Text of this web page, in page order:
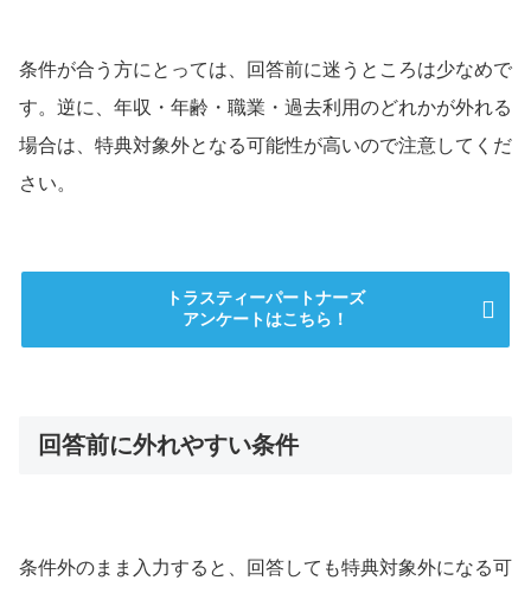
条件が合う方にとっては、回答前に迷うところは少なめで
す。逆に、年収・年齢・職業・過去利用のどれかが外れる
場合は、特典対象外となる可能性が高いので注意してくだ
さい。
トラスティーパートナーズ
アンケートはこちら！
回答前に外れやすい条件
条件外のまま入力すると、回答しても特典対象外になる可